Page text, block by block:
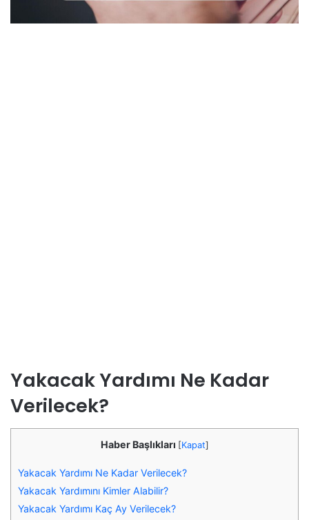
Yakacak Yardımı Ne Kadar
Verilecek?
Haber Başlıkları [Kapat]
Yakacak Yardımı Ne Kadar Verilecek?
Yakacak Yardımını Kimler Alabilir?
Yakacak Yardımı Kaç Ay Verilecek?